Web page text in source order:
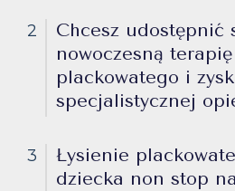
2
Chcesz udostępnić
nowoczesną terapię
plackowatego i
specjalistycznej
3
Łysienie
dziecka non stop